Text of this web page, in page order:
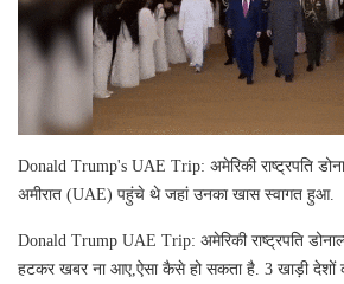
Donald Trump's UAE Trip: अमेरिकी राष्ट्रपति
अमीरात (UAE) पहुंचे थे जहां उनका खास स्वागत हुआ.
Donald Trump UAE Trip: अमेरिकी राष्ट्रपति
हटकर खबर ना आए,ऐसा कैसे हो सकता है. 3 खाड़ी देशों